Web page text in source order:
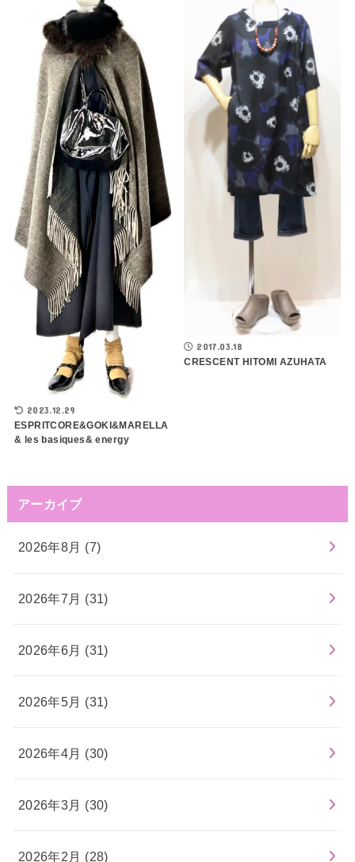
2023.12.29
ESPRITCORE&GOKI&MARELLA
& les basiques& energy
2017.03.18
CRESCENT HITOMI AZUHATA
アーカイブ
2026年8月 (7)
2026年7月 (31)
2026年6月 (31)
2026年5月 (31)
2026年4月 (30)
2026年3月 (30)
2026年2月 (28)